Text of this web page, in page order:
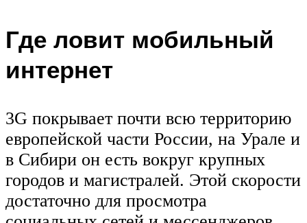
Где ловит мобильный
интернет
3G покрывает почти всю территорию
европейской части России, на Урале и
в Сибири он есть вокруг крупных
городов и магистралей. Этой скорости
достаточно для просмотра